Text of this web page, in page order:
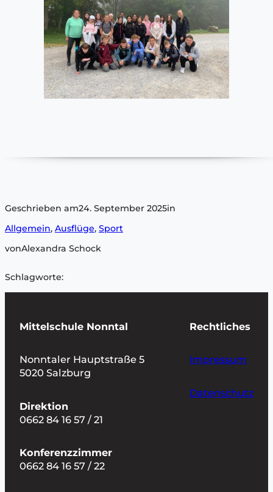
Geschrieben am24. September 2025in
Allgemein, Ausflüge, Sport
vonAlexandra Schock
Schlagworte:
Mittelschule Nonntal
Nonntaler Hauptstraße 5
5020 Salzburg
Direktion
0662 84 16 57 / 21
Konferenzzimmer
0662 84 16 57 / 22
Rechtliches
Impressum
Datenschutz